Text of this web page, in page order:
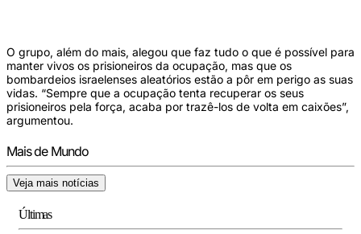
O grupo, além do mais, alegou que faz tudo o que é possível para
manter vivos os prisioneiros da ocupação, mas que os
bombardeios israelenses aleatórios estão a pôr em perigo as suas
vidas. “Sempre que a ocupação tenta recuperar os seus
prisioneiros pela força, acaba por trazê-los de volta em caixões”,
argumentou.
Mais de Mundo
Veja mais notícias
Últimas